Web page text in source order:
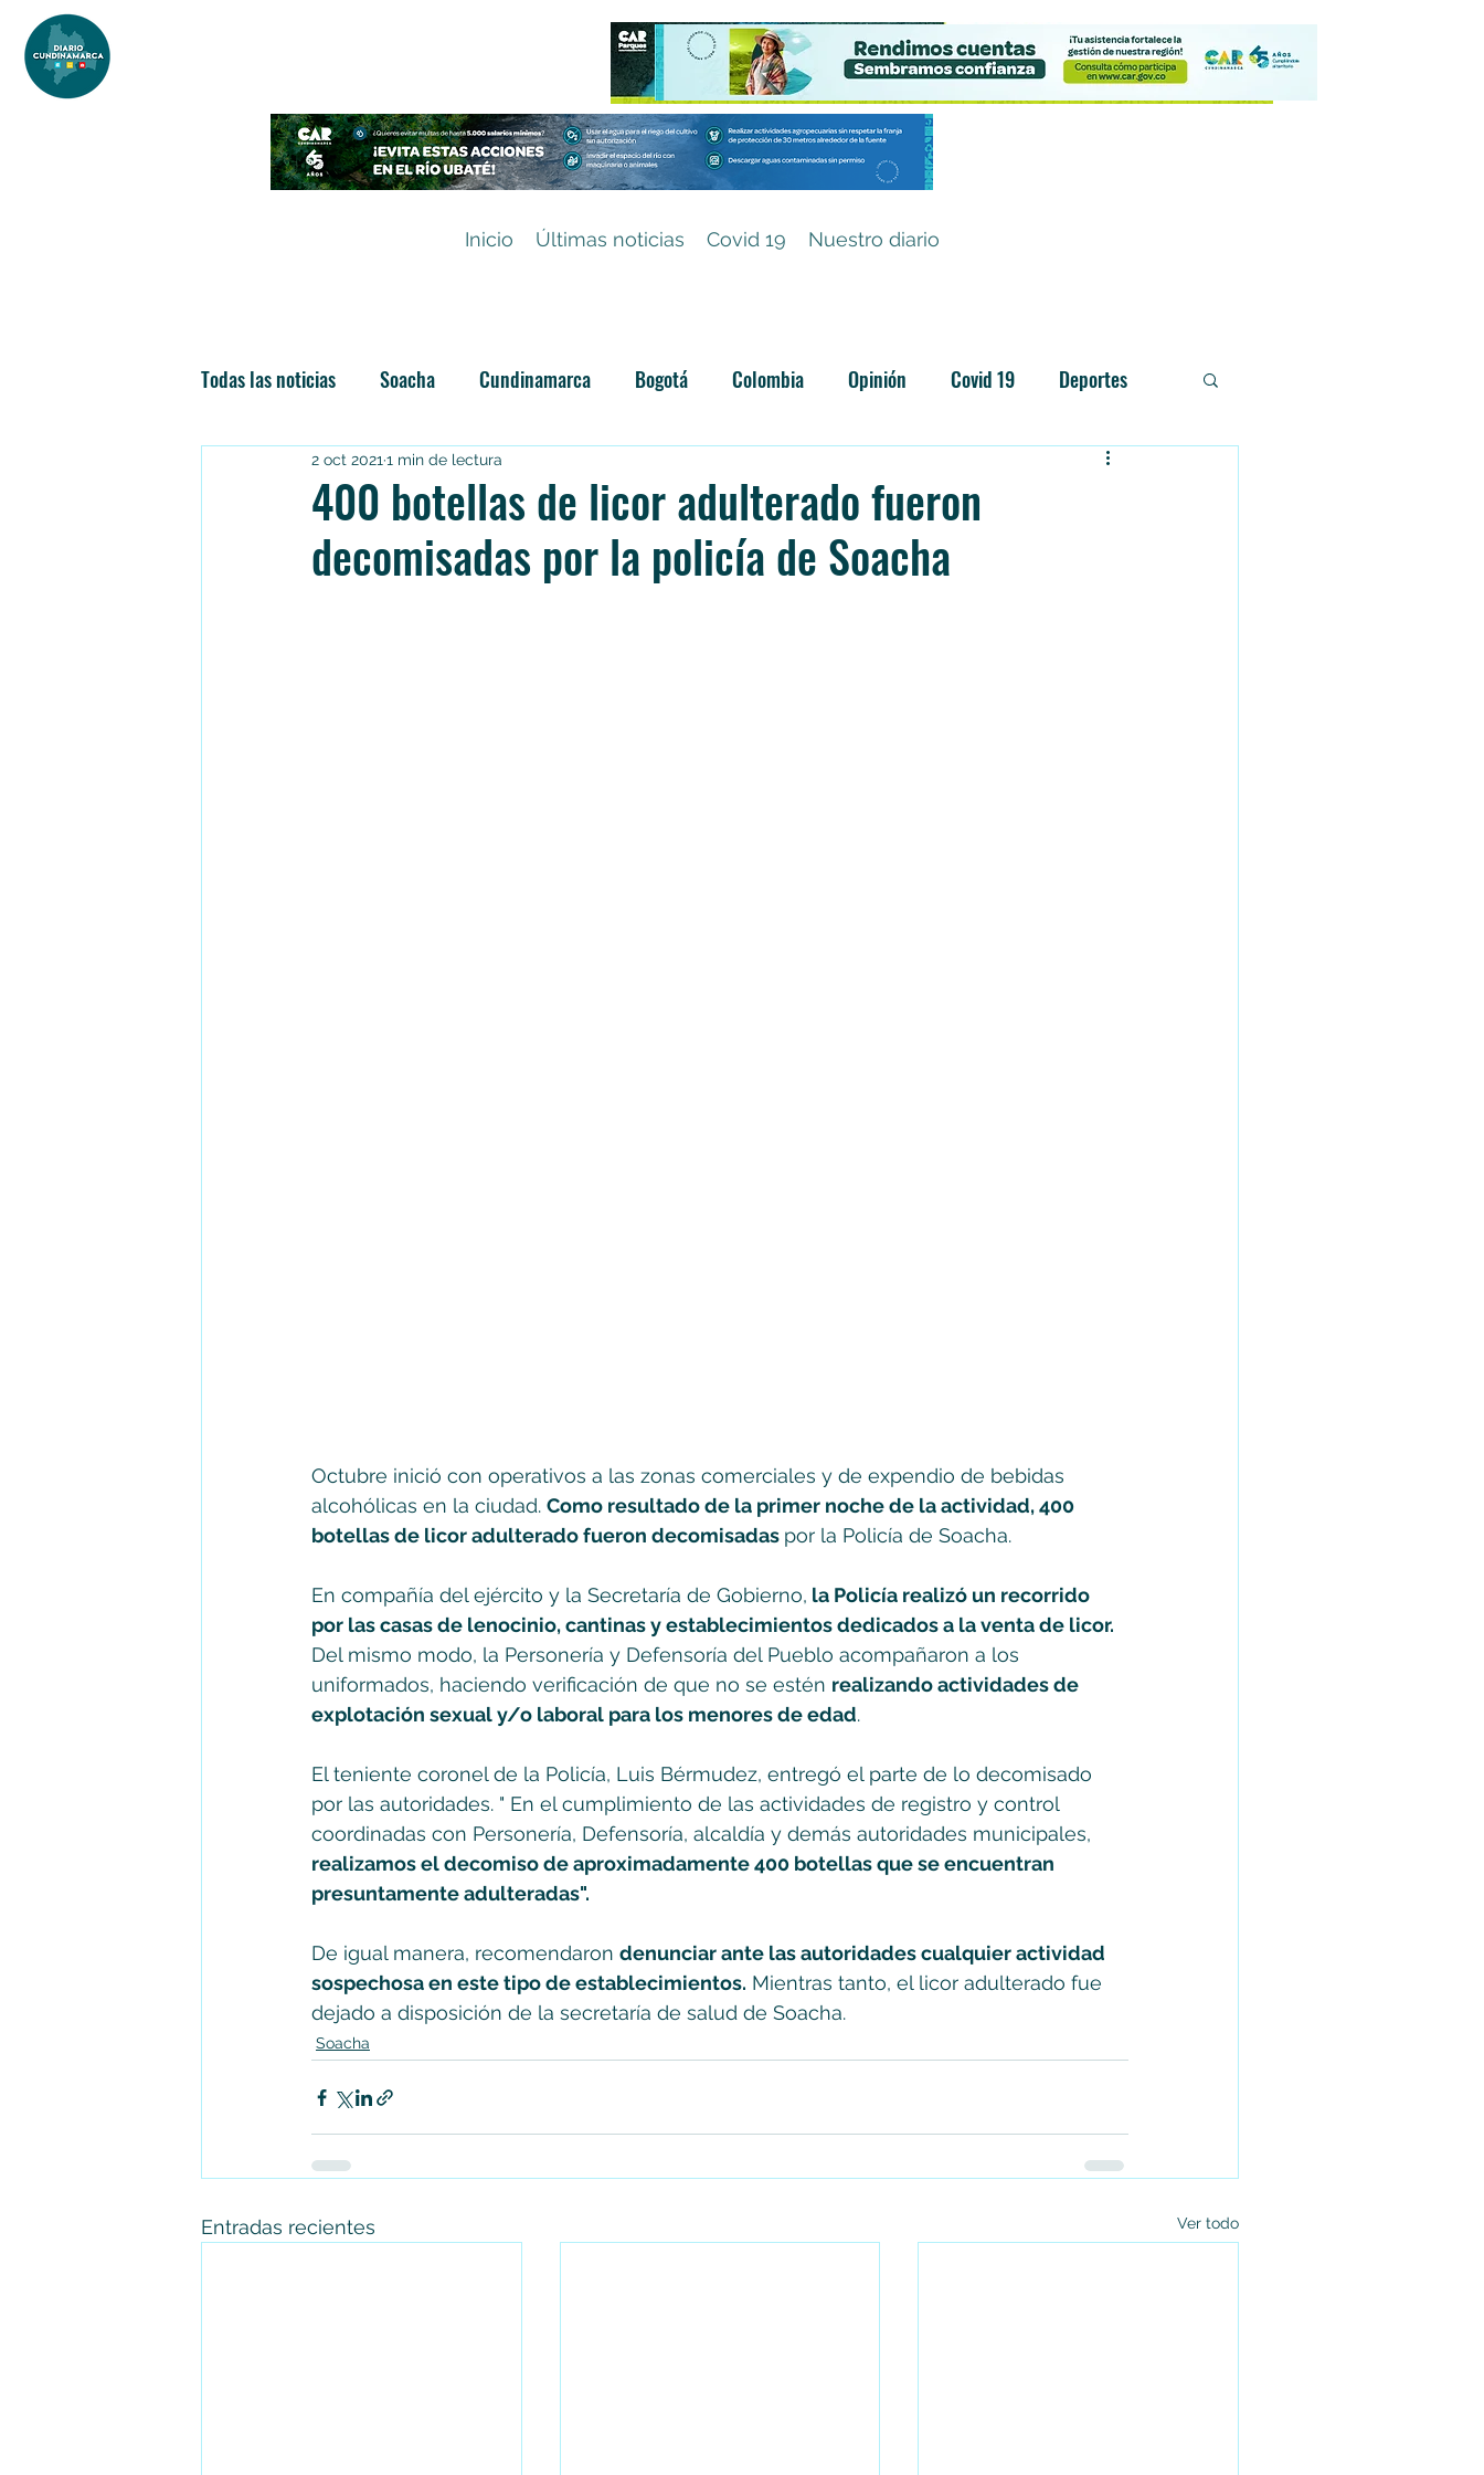
Inicio Últimas noticias Covid 19 Nuestro diario
Todas las noticias Soacha Cundinamarca Bogotá Colombia Opinión Covid 19 Deportes
Las nuevas soachunidades Categoría sin título
400 botellas de licor adulterado fueron
decomisadas por la policía de Soacha
2 oct 2021 1 min de lectura
Octubre inició con operativos a las zonas comerciales y de expendio de bebidas
alcohólicas en la ciudad. Como resultado de la primer noche de la actividad, 400
botellas de licor adulterado fueron decomisadas por la Policía de Soacha.
En compañía del ejército y la Secretaría de Gobierno, la Policía realizó un recorrido
por las casas de lenocinio, cantinas y establecimientos dedicados a la venta de licor.
Del mismo modo, la Personería y Defensoría del Pueblo acompañaron a los
uniformados, haciendo verificación de que no se estén realizando actividades de
explotación sexual y/o laboral para los menores de edad.
El teniente coronel de la Policía, Luis Bérmudez, entregó el parte de lo decomisado
por las autoridades. " En el cumplimiento de las actividades de registro y control
coordinadas con Personería, Defensoría, alcaldía y demás autoridades municipales,
realizamos el decomiso de aproximadamente 400 botellas que se encuentran
presuntamente adulteradas".
De igual manera, recomendaron denunciar ante las autoridades cualquier actividad
sospechosa en este tipo de establecimientos. Mientras tanto, el licor adulterado fue
dejado a disposición de la secretaría de salud de Soacha.
Soacha
Entradas recientes Ver todo